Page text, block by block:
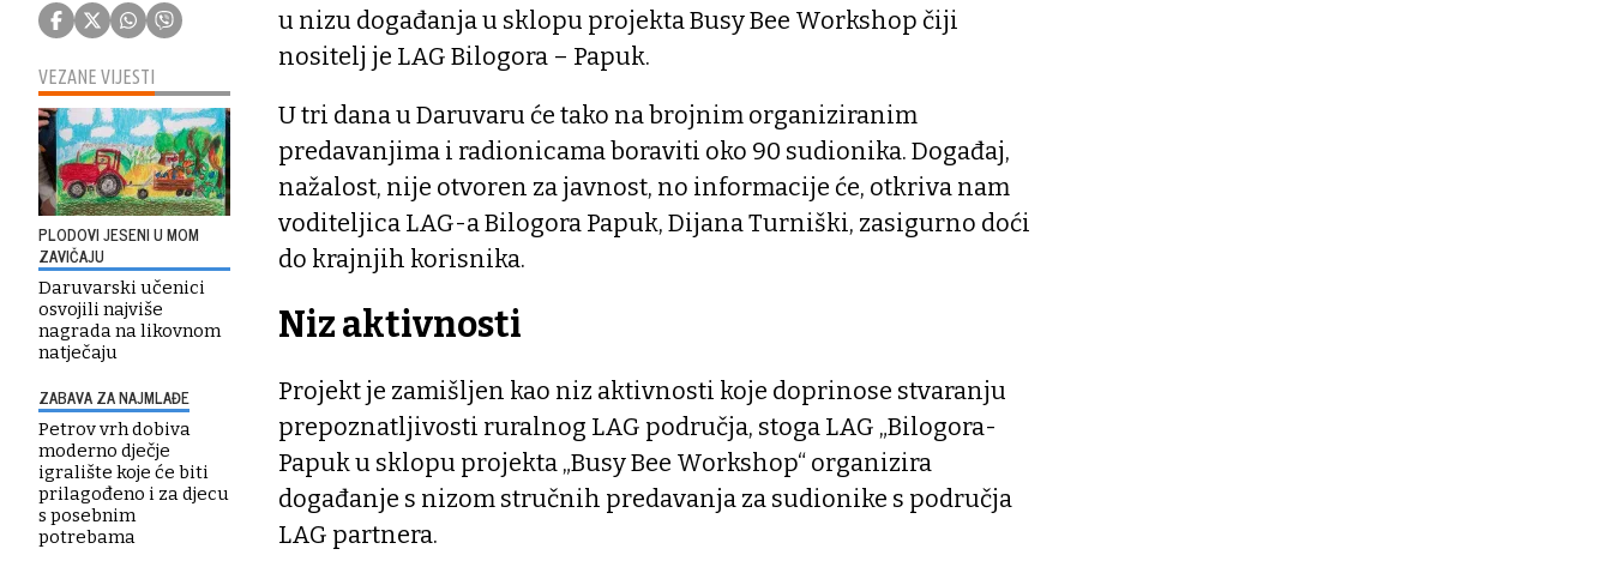
VEZANE VIJESTI
PLODOVI JESENI U MOM
ZAVIČAJU
Daruvarski učenici
osvojili najviše
nagrada na likovnom
natječaju
ZABAVA ZA NAJMLAĐE
Petrov vrh dobiva
moderno dječje
igralište koje će biti
prilagođeno i za djecu
s posebnim
potrebama
u nizu događanja u sklopu projekta Busy Bee Workshop čiji
nositelj je LAG Bilogora – Papuk.
U tri dana u Daruvaru će tako na brojnim organiziranim
predavanjima i radionicama boraviti oko 90 sudionika. Događaj,
nažalost, nije otvoren za javnost, no informacije će, otkriva nam
voditeljica LAG-a Bilogora Papuk, Dijana Turniški, zasigurno doći
do krajnjih korisnika.
Niz aktivnosti
Projekt je zamišljen kao niz aktivnosti koje doprinose stvaranju
prepoznatljivosti ruralnog LAG područja, stoga LAG „Bilogora-
Papuk u sklopu projekta „Busy Bee Workshop“ organizira
događanje s nizom stručnih predavanja za sudionike s područja
LAG partnera.